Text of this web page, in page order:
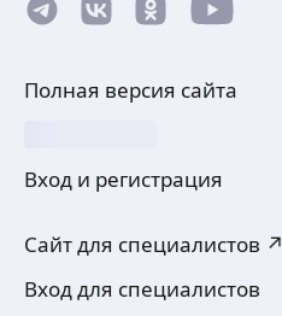
Полная версия сайта
Вход и регистрация
Сайт для специалистов ↗
Вход для специалистов